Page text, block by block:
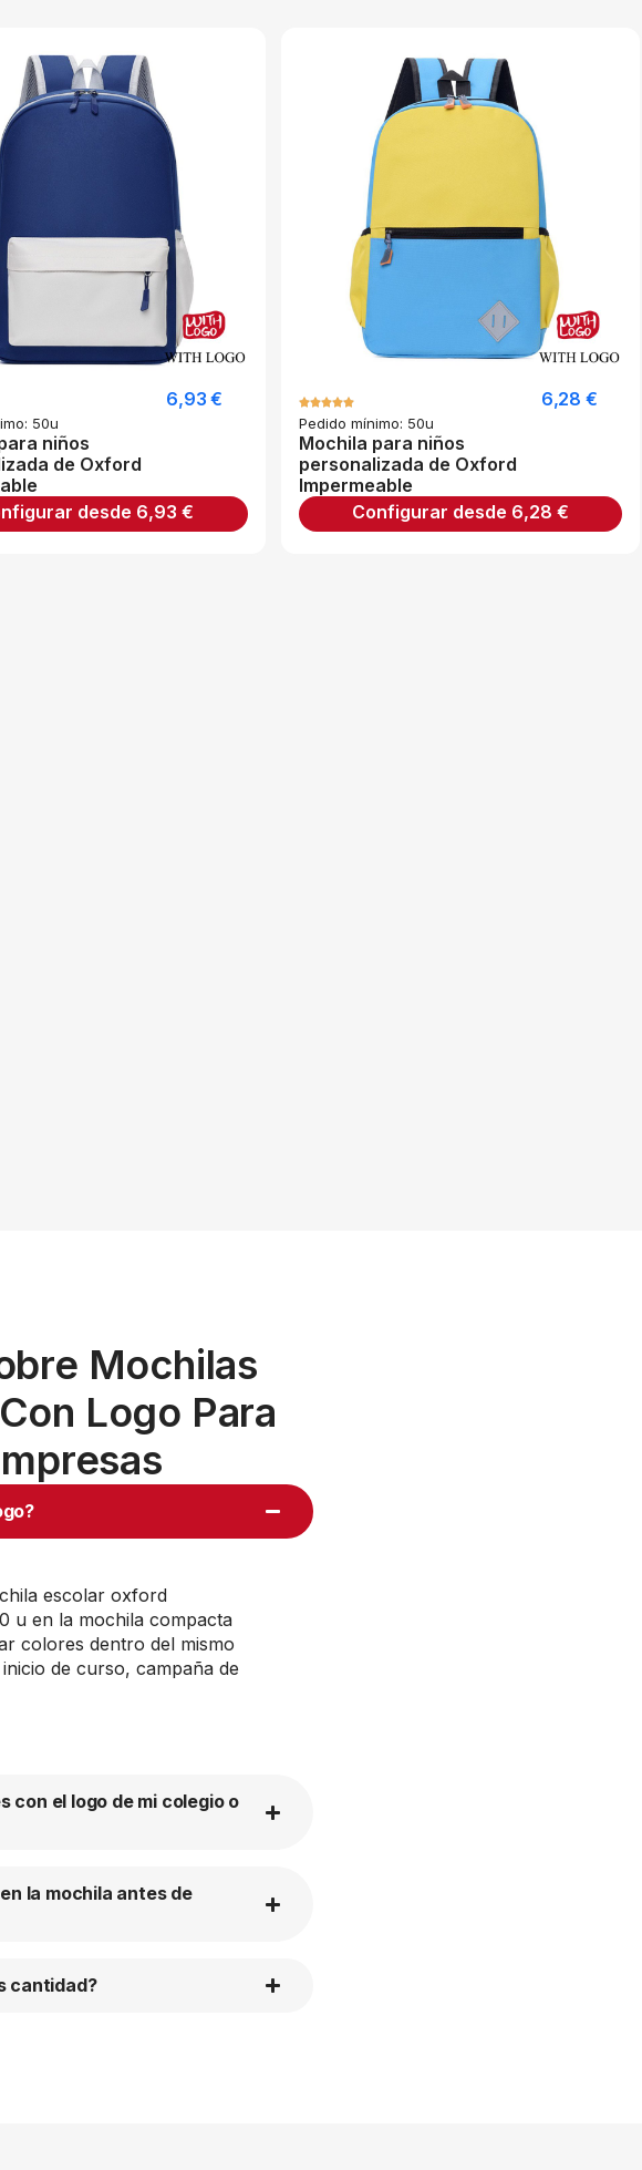
50u
niños
de Oxford
6,93€
desde 6,93€
Pedido mínimo: 50u
Mochila para niños
personalizada de Oxford
Impermeable
6,28 €
Configurar desde 6,28 €
Mochilas
Logo Para
escolar oxford
u en la mochila compacta
colores dentro del mismo
de curso, campaña de
con el logo de mi colegio o
la mochila antes de
cantidad?